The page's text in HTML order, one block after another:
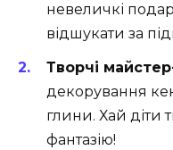
невеличкі
відшукати за
Творчі
декорування
глини. Хай діти
фантазію!